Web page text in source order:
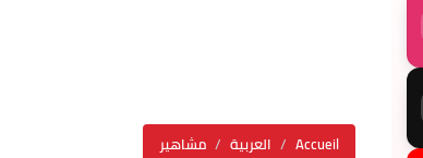
مشاهير العربية Accueil